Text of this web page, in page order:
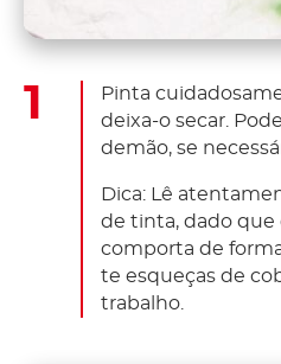
Pinta
deixa-o secar.
demão, se
Dica: Lê
de tinta, dado que
comporta de
te esqueças de
trabalho.